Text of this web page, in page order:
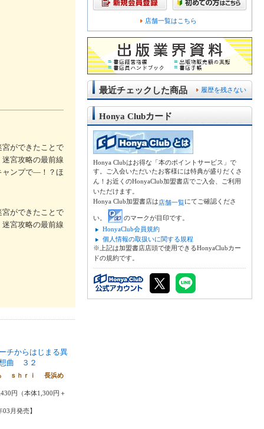
ができたことで
宮攻略の最前線
ャンプで―！？ほ
ができたことで
宮攻略の最前線
チからはじまる異
曲 ３２
ｓｈｒｉ 長浜め
円（本体1,300円＋
03月発売】
店舗一覧はこちら
履歴を残さない
最近チェックした商品
Honya Clubカード
Honya Clubはお得な「本のポイントサービス」で
す。ご入会いただいたお客様には特典が盛りだくさ
ん！お近くのHonyaClub加盟書店でご入会、ご利用
いただけます。
Honya Club加盟書店は店舗一覧にてご確認くださ
い。
のマークが目印です。
HonyaClub会員規約
個人情報の取扱いに関する規程
※上記は加盟書店店頭で使用できるHonyaClubカー
ドの規約です。